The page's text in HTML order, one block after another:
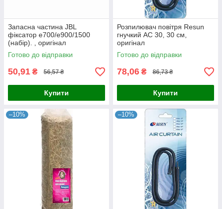
Запасна частина JBL
фіксатор е700/е900/1500
(набір). , оригінал
Готово до відправки
50,91 ₴ 56,57 ₴
Купити
Розпилювач повітря Resun
гнучкий AC 30, 30 см,
оригінал
Готово до відправки
78,06 ₴ 86,73 ₴
Купити
–10% –10%